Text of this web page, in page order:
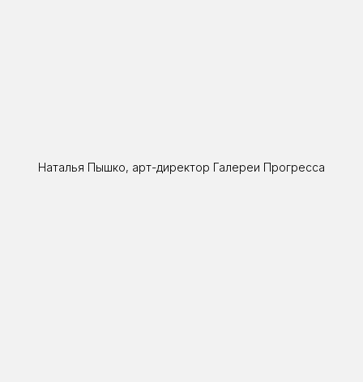
Наталья Пышко, арт-директор Галереи Прогресса